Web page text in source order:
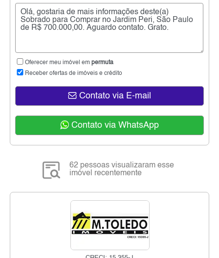
Oferecer meu imóvel em permuta
Receber ofertas de imóveis e crédito
Contato via E-mail
Contato via WhatsApp
62 pessoas visualizaram esse
imóvel recentemente